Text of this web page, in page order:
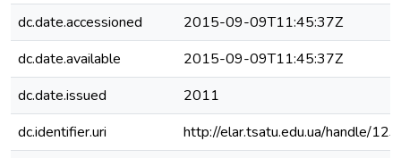
dc.date.accessioned
2015-09-09T11:45:37Z
dc.date.available
2015-09-09T11:45:37Z
dc.date.issued
2011
dc.identifier.uri
http://elar.tsatu.edu.ua/handle/